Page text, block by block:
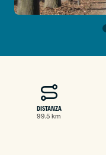
DISTANZA
99.5 km